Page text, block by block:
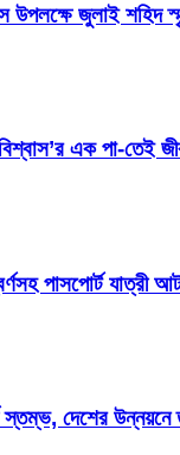
উপলক্ষে জুলাই শহিদ
এক পা-তেই
পাসপোর্ট যাত্রী
স্তম্ভ, দেশের